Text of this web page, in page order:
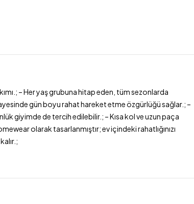
– Her yaş grubuna hitap eden, tüm sezonlarda
gün boyu rahat hareket etme özgürlüğü sağlar.; –
giyimde de tercih edilebilir.; – Kısa kol ve uzun paça
olarak tasarlanmıştır; ev içindeki rahatlığınızı